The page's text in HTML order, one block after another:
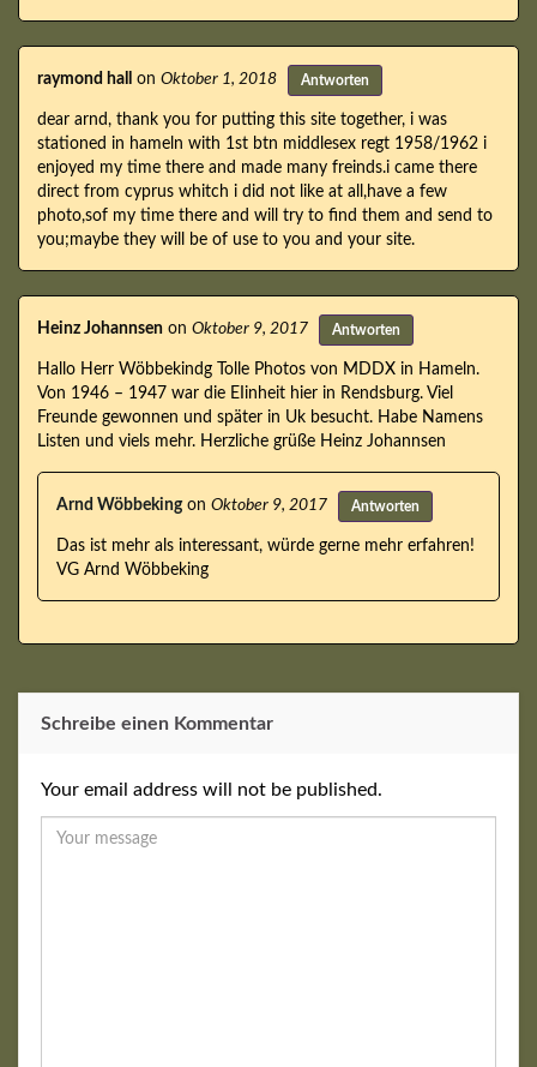
raymond hall on Oktober 1, 2018 Antworten
dear arnd, thank you for putting this site together, i was
stationed in hameln with 1st btn middlesex regt 1958/1962 i
enjoyed my time there and made many freinds.i came there
direct from cyprus whitch i did not like at all,have a few
photo,sof my time there and will try to find them and send to
you;maybe they will be of use to you and your site.
Heinz Johannsen on Oktober 9, 2017 Antworten
Hallo Herr Wöbbekindg Tolle Photos von MDDX in Hameln.
Von 1946 – 1947 war die EIinheit hier in Rendsburg. Viel
Freunde gewonnen und später in Uk besucht. Habe Namens
Listen und viels mehr. Herzliche grüße Heinz Johannsen
Arnd Wöbbekingon Oktober 9, 2017 Antworten
Das ist mehr als interessant, würde gerne mehr erfahren!
VG Arnd Wöbbeking
Schreibe einen Kommentar
Your email address will not be published.